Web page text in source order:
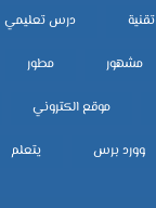
تقنية درس تعليمي
مشهور مطور
موقع الكتروني
وورد برس يتعلم